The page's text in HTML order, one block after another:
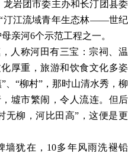
岩团市委主办和长汀团县委
江流域青年生态林——世纪
亲河6个示范工程之一。
人称河田有三宝：宗祠、温
厚重，旅游和饮食文化多姿
”、“柳村”，那时山清水秀，柳
墟市繁闹，令人流连。但后
无柳，河比田高”，这便是更
墙犹在， 10多年风雨洗褪铅